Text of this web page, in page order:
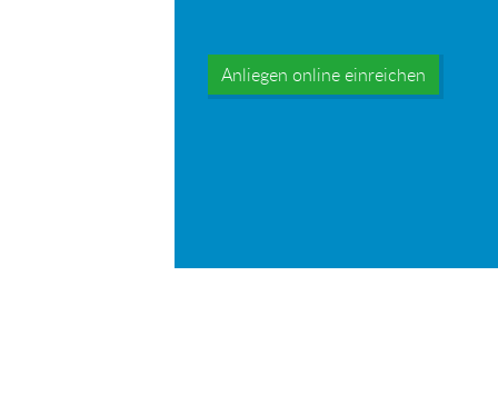
Anliegen online einreichen